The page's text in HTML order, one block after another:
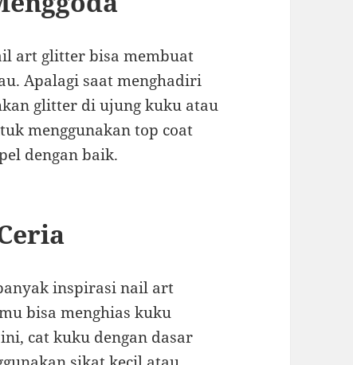
art glitter bisa membuat
Apalagi saat menghadiri
glitter di ujung kuku atau
menggunakan top coat
dengan baik.
inspirasi nail art
bisa menghias kuku
cat kuku dengan dasar